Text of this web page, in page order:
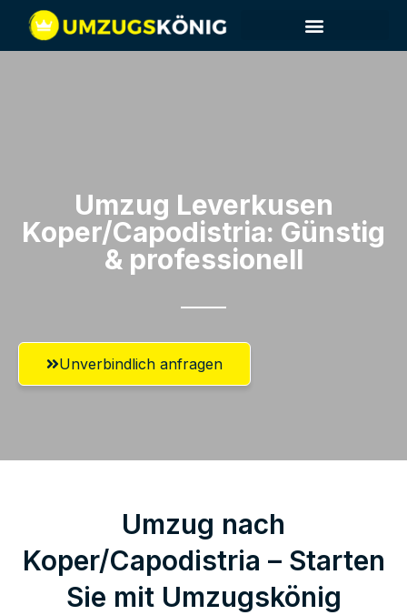
Umzug Leverkusen​
Koper/Capodistria: Günstig
& professionell​
Unverbindlich anfragen
Umzug nach
Koper/Capodistria – Starten
Sie mit Umzugskönig